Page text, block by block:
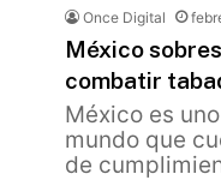
Once Digital
México
combatir
México es
mundo que
de